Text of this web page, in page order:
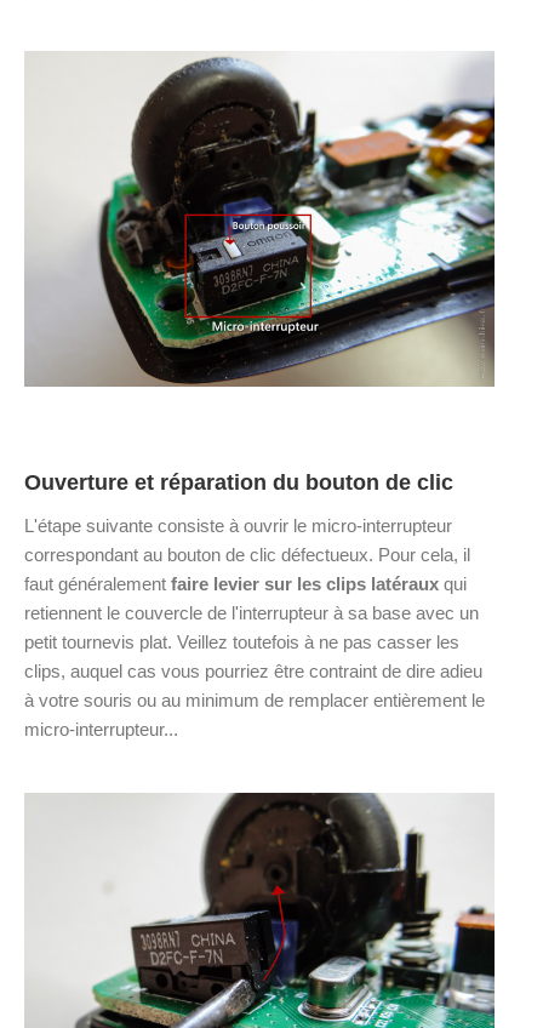
Ouverture et réparation du bouton de clic
L'étape suivante consiste à ouvrir le micro-interrupteur
correspondant au bouton de clic défectueux. Pour cela, il
faut généralement faire levier sur les clips latéraux qui
retiennent le couvercle de l'interrupteur à sa base avec un
petit tournevis plat. Veillez toutefois à ne pas casser les
clips, auquel cas vous pourriez être contraint de dire adieu
à votre souris ou au minimum de remplacer entièrement le
micro-interrupteur...